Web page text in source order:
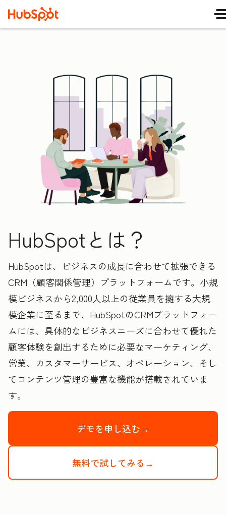
HubSpotとは？
HubSpotは、ビジネスの成長に合わせて拡張できる
CRM（顧客関係管理）プラットフォームです。小規
模ビジネスから2,000人以上の従業員を擁する大規
模企業に至るまで、HubSpotのCRMプラットフォー
ムには、具体的なビジネスニーズに合わせて優れた
顧客体験を創出するために必要なマーケティング、
営業、カスタマーサービス、オペレーション、そし
てコンテンツ管理の豊富な機能が搭載されていま
す。
デモを申し込む→
無料で試してみる→